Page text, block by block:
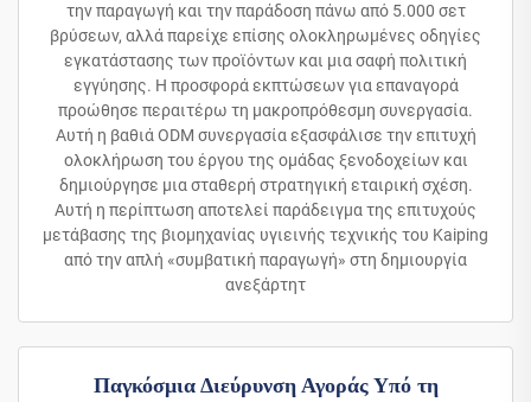
την παραγωγή και την παράδοση πάνω από 5.000 σετ
βρύσεων, αλλά παρείχε επίσης ολοκληρωμένες οδηγίες
εγκατάστασης των προϊόντων και μια σαφή πολιτική
εγγύησης. Η προσφορά εκπτώσεων για επαναγορά
προώθησε περαιτέρω τη μακροπρόθεσμη συνεργασία.
Αυτή η βαθιά ODM συνεργασία εξασφάλισε την επιτυχή
ολοκλήρωση του έργου της ομάδας ξενοδοχείων και
δημιούργησε μια σταθερή στρατηγική εταιρική σχέση.
Αυτή η περίπτωση αποτελεί παράδειγμα της επιτυχούς
μετάβασης της βιομηχανίας υγιεινής τεχνικής του Kaiping
από την απλή «συμβατική παραγωγή» στη δημιουργία
ανεξάρτητ
Παγκόσμια Διεύρυνση Αγοράς Υπό τη